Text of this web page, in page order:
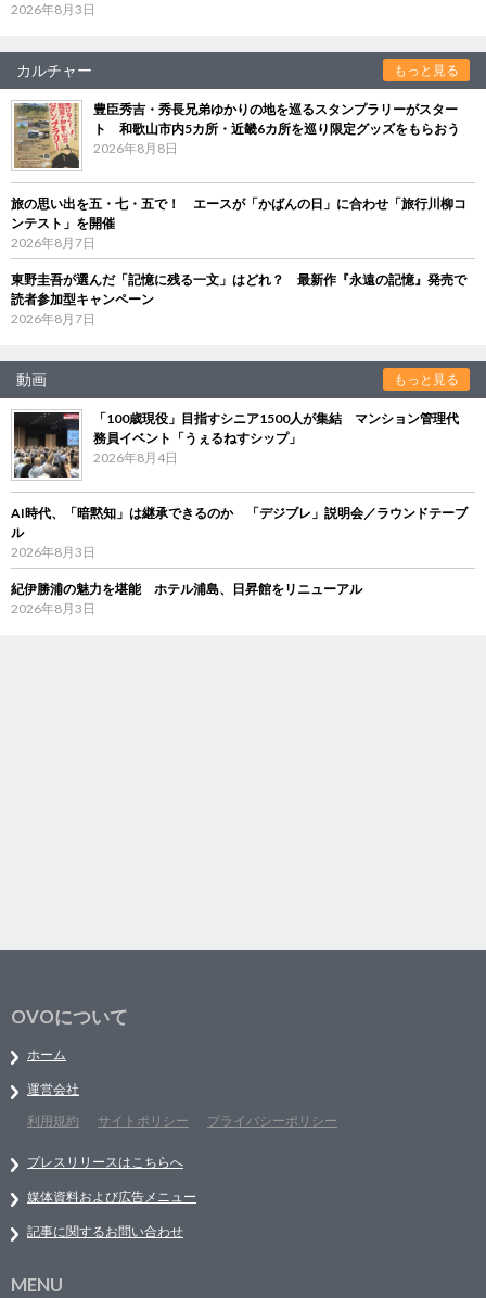
2026年8月3日
カルチャー もっと見る
豊臣秀吉・秀長兄弟ゆかりの地を巡るスタンプラリーがスター
ト 和歌山市内5カ所・近畿6カ所を巡り限定グッズをもらおう
2026年8月8日
旅の思い出を五・七・五で！ エースが「かばんの日」に合わせ「旅行川柳コ
ンテスト」を開催
2026年8月7日
東野圭吾が選んだ「記憶に残る一文」はどれ？ 最新作『永遠の記憶』発売で
読者参加型キャンペーン
2026年8月7日
動画 もっと見る
「100歳現役」目指すシニア1500人が集結 マンション管理代
務員イベント「うぇるねすシップ」
2026年8月4日
AI時代、「暗黙知」は継承できるのか 「デジブレ」説明会／ラウンドテーブ
ル
2026年8月3日
紀伊勝浦の魅力を堪能 ホテル浦島、日昇館をリニューアル
2026年8月3日
OVOについて
ホーム
運営会社
利用規約
サイトポリシー プライバシーポリシー
プレスリリースはこちらへ
媒体資料および広告メニュー
記事に関するお問い合わせ
MENU